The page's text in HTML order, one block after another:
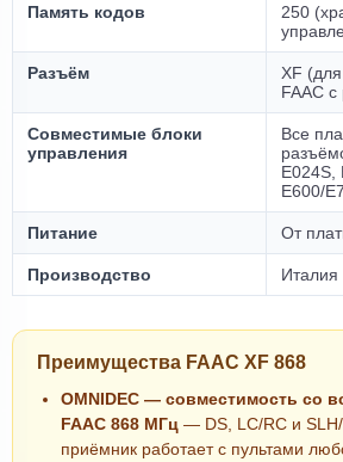
Память кодов
250
Разъём
XF
FAAC
Совместимые блоки
управления
Все
E024S,
E600/
Питание От
Производство Италия
Преимущества FAAC XF 868
OMNIDEC — совместимость со
FAAC 868 МГц — DS, LC/RC и
приёмник работает с пультами